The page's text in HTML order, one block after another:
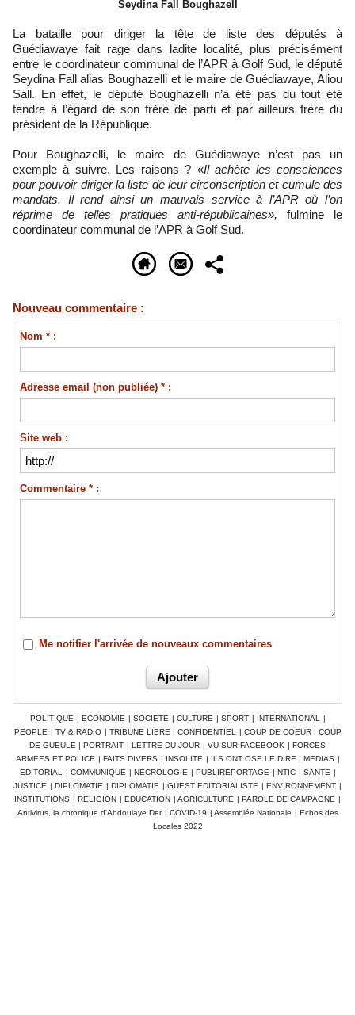
Seydina Fall Boughazell
La bataille pour diriger la tête de liste des députés à
Guédiawaye fait rage dans ladite localité, plus précisément
entre le coordinateur communal de l’APR à Golf Sud, le député
Seydina Fall alias Boughazelli et le maire de Guédiawaye, Aliou
Sall. En effet, le député Boughazelli n’a été pas du tout été
tendre à l’égard de son frère de parti et par ailleurs frère du
président de la République.
Pour Boughazelli, le maire de Guédiawaye n’est pas un
exemple à suivre. Les raisons ? «Il achète les consciences
pour pouvoir diriger la liste de leur circonscription et cumule des
mandats. Il rend ainsi un mauvais service à l’APR où l’on
réprime de telles pratiques anti-républicaines», fulmine le
coordinateur communal de l’APR à Golf Sud.
Nouveau commentaire :
Nom * :
Adresse email (non publiée) * :
Site web :
Commentaire * :
Me notifier l'arrivée de nouveaux commentaires
POLITIQUE | ECONOMIE | SOCIETE | CULTURE | SPORT | INTERNATIONAL
|
PEOPLE | TV & RADIO | TRIBUNE LIBRE | CONFIDENTIEL | COUP DE COEUR | COUP
DE GUEULE | PORTRAIT | LETTRE DU JOUR | VU SUR FACEBOOK | FORCES
ARMEES ET POLICE | FAITS DIVERS | INSOLITE | ILS ONT OSE LE DIRE | MEDIAS |
EDITORIAL
| COMMUNIQUE | NECROLOGIE | PUBLIREPORTAGE | NTIC | SANTE |
JUSTICE | DIPLOMATIE | DIPLOMATIE | GUEST EDITORIALISTE | ENVIRONNEMENT |
INSTITUTIONS | RELIGION | EDUCATION | AGRICULTURE | PAROLE DE CAMPAGNE |
Antivirus, la chronique d'Abdoulaye Der | COVID-19 | Assemblée Nationale | Echos des
Locales 2022